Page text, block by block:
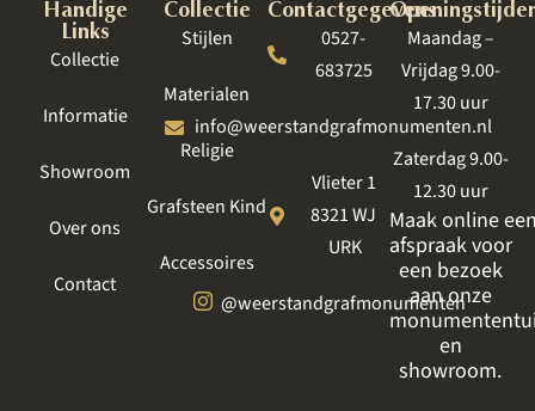
Handige
Links
Collectie
Informatie
Showroom
Over ons
Contact
Collectie
Stijlen
Materialen
Religie
Grafsteen Kind
Accessoires
Contactgegevens
0527-
683725
info@weerstandgrafmonumenten.nl
Vlieter 1
8321 WJ
URK
@weerstandgrafmonumenten
Maandag –
Vrijdag 9.00-
17.30 uur
Zaterdag 9.00-
12.30 uur
Maak online
afspraak voor
een bezoek
aan onze
en
showroom.